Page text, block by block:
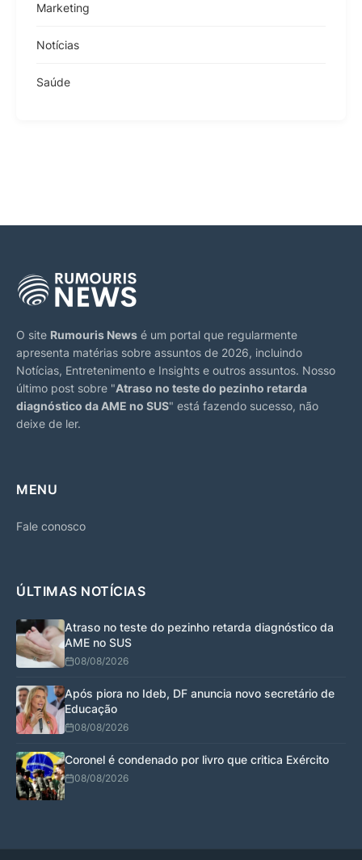
Marketing
Notícias
Saúde
O site Rumouris News é um portal que regularmente
apresenta matérias sobre assuntos de 2026, incluindo
Notícias, Entretenimento e Insights e outros assuntos. Nosso
último post sobre "Atraso no teste do pezinho retarda
diagnóstico da AME no SUS" está fazendo sucesso, não
deixe de ler.
MENU
Fale conosco
ÚLTIMAS NOTÍCIAS
Atraso no teste do pezinho retarda diagnóstico da
AME no SUS
08/08/2026
Após piora no Ideb, DF anuncia novo secretário de
Educação
08/08/2026
Coronel é condenado por livro que critica Exército
08/08/2026